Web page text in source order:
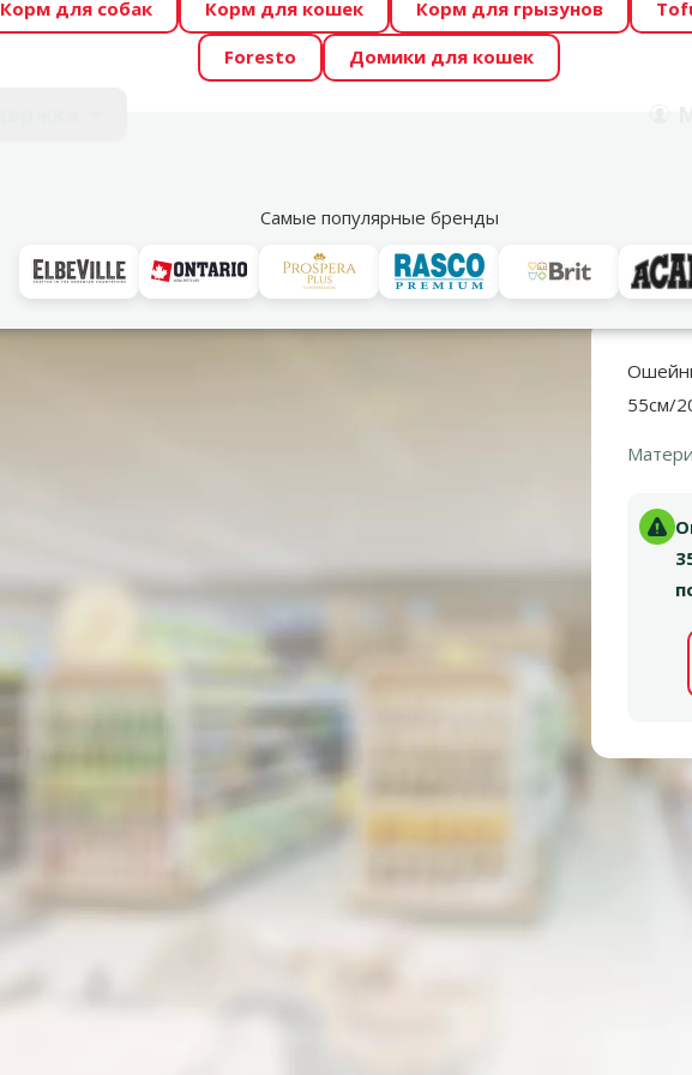
Весь месяц Dino Zoo предлагает отличные цены на ТОП-овые
Фотоконкурс “GADA ŪSAIŅI”! Возможно Твой питомец станет
Корм для собак Корм для кошек Корм для грызунов
Foresto
Домики для кошек
Самые популярные бренды
Акции
Для прогулок с собакой Ошейники и медальоны Ошейники Ошейник для собак -
55см/